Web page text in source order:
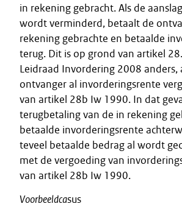
in rekening gebracht. Als de
wordt verminderd, betaalt de
rekening gebrachte en betaalde
terug. Dit is op grond van artikel
Leidraad Invordering 2008 anders,
ontvanger al invorderingsrente
van artikel 28b Iw 1990. In dat
terugbetaling van de in rekening
betaalde invorderingsrente
teveel betaalde bedrag al wordt
met de vergoeding van
van artikel 28b Iw 1990.
Voorbeeldcasus